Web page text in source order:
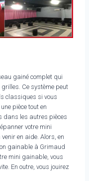
gainé complet qui
Ce système peut
classiques si vous
pièce tout en
dans les autres pièces
votre mini
en aide. Alors, en
gainable à Grimaud
mini gainable, vous
En outre, vous jouirez